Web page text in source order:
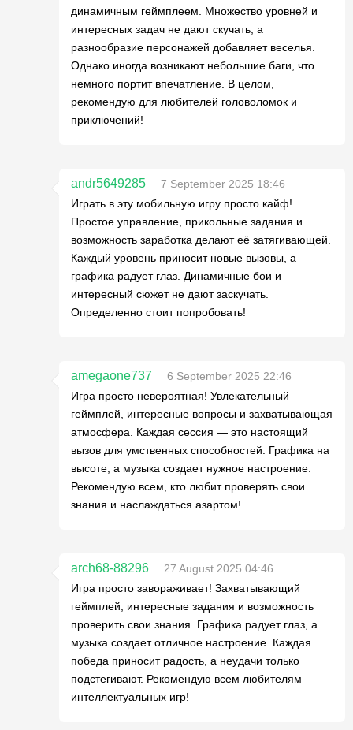
динамичным геймплеем. Множество уровней и
интересных задач не дают скучать, а
разнообразие персонажей добавляет веселья.
Однако иногда возникают небольшие баги, что
немного портит впечатление. В целом,
рекомендую для любителей головоломок и
приключений!
andr5649285
7 September 2025 18:46
Играть в эту мобильную игру просто кайф!
Простое управление, прикольные задания и
возможность заработка делают её затягивающей.
Каждый уровень приносит новые вызовы, а
графика радует глаз. Динамичные бои и
интересный сюжет не дают заскучать.
Определенно стоит попробовать!
amegaone737
6 September 2025 22:46
Игра просто невероятная! Увлекательный
геймплей, интересные вопросы и захватывающая
атмосфера. Каждая сессия — это настоящий
вызов для умственных способностей. Графика на
высоте, а музыка создает нужное настроение.
Рекомендую всем, кто любит проверять свои
знания и наслаждаться азартом!
arch68-88296
27 August 2025 04:46
Игра просто завораживает! Захватывающий
геймплей, интересные задания и возможность
проверить свои знания. Графика радует глаз, а
музыка создает отличное настроение. Каждая
победа приносит радость, а неудачи только
подстегивают. Рекомендую всем любителям
интеллектуальных игр!